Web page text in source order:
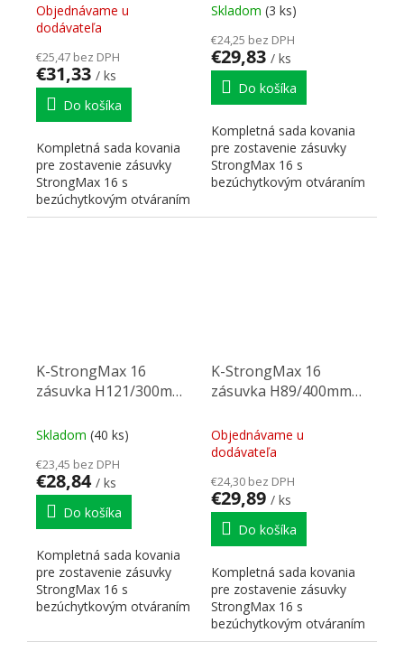
Objednávame u
dodávateľa
€25,47 bez DPH
€31,33 / ks
Do košíka
Kompletná sada kovania
pre zostavenie zásuvky
StrongMax 16 s
bezúchytkovým otváraním
"PUSH". Nutné doplniť
Skladom (3 ks)
€24,25 bez DPH
€29,83 / ks
Do košíka
Kompletná sada kovania
pre zostavenie zásuvky
StrongMax 16 s
bezúchytkovým otváraním
prírezy...
K-StrongMax 16
zásuvka H121/300mm
Skladom (40 ks)
€23,45 bez DPH
€28,84 / ks
Do košíka
Kompletná sada kovania
pre zostavenie zásuvky
StrongMax 16 s
bezúchytkovým otváraním
prírezy...
K-StrongMax 16
zásuvka H89/400mm
Objednávame u
dodávateľa
€24,30 bez DPH
€29,89 / ks
Do košíka
Kompletná sada kovania
pre zostavenie zásuvky
StrongMax 16 s
bezúchytkovým otváraním
"PUSH". Nutné doplniť